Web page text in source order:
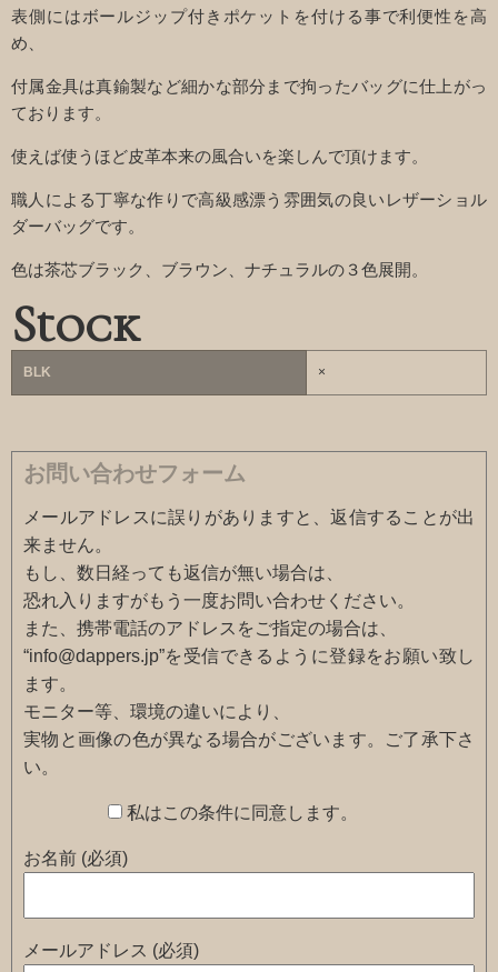
表側にはボールジップ付きポケットを付ける事で利便性を高
め、
付属金具は真鍮製など細かな部分まで拘ったバッグに仕上がっ
ております。
使えば使うほど皮革本来の風合いを楽しんで頂けます。
職人による丁寧な作りで高級感漂う雰囲気の良いレザーショル
ダーバッグです。
色は茶芯ブラック、ブラウン、ナチュラルの３色展開。
Stock
BLK ×
お問い合わせフォーム
メールアドレスに誤りがありますと、返信することが出
来ません。
もし、数日経っても返信が無い場合は、
恐れ入りますがもう一度お問い合わせください。
また、携帯電話のアドレスをご指定の場合は、
“info@dappers.jp”を受信できるように登録をお願い致し
ます。
モニター等、環境の違いにより、
実物と画像の色が異なる場合がございます。ご了承下さ
い。
私はこの条件に同意します。
お名前 (必須)
メールアドレス (必須)